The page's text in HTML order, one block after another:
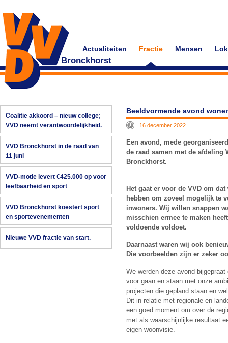
Bronckhorst
Actualiteiten Fractie Mensen
Coalitie akkoord – nieuw college;
VVD neemt verantwoordelijkheid.
VVD Bronckhorst in de raad van
11 juni
VVD-motie levert €425.000 op voor
leefbaarheid en sport
VVD Bronckhorst koestert sport
en sportevenementen
Nieuwe VVD fractie van start.
Beeldvormende avond
16 december 2022
Een avond, mede
de raad samen met de afdeling
Bronckhorst.
Het gaat er voor de VVD om
hebben om zoveel mogelijk te
inwoners. Wij willen snappen
misschien ermee te maken
voldoende voldoet.
Daarnaast waren wij ook
Die voorbeelden zijn er zeker
We werden deze avond
voor gaan en staan met onze
projecten die gepland staan en
Dit in relatie met regionale en
een goed moment om over de
met als waarschijnlijke resultaat
eigen woonvisie.